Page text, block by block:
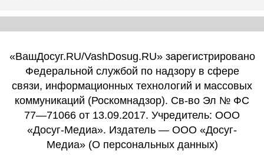
«ВашДосуг.RU/VashDosug.RU» зарегистрировано
Федеральной службой по надзору в сфере
связи, информационных технологий и массовых
коммуникаций (Роскомнадзор). Св-во Эл № ФС
77—71066 от 13.09.2017. Учредитель: ООО
«Досуг-Медиа». Издатель — ООО «Досуг-
Медиа» (О персональных данных)